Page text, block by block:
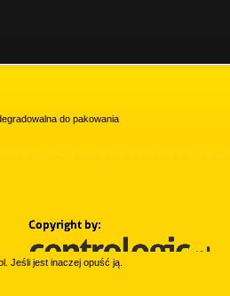
do pakowania
Jeśli jest inaczej opuść ją.